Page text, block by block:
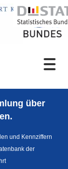
über
und Kennziffern
der